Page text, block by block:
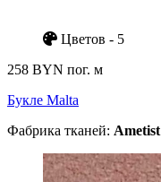
Цветов - 5
258 BYN пог. м
Букле Malta
Фабрика тканей: Ametist